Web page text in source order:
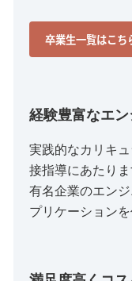
卒業生一覧はこち
経験豊富なエ
実践的なカリキ
接指導にあたりま
有名企業のエン
プリケーション